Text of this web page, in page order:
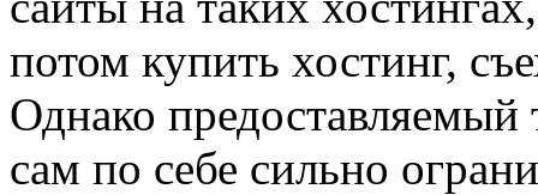
потом купить хостинг,
Однако предоставляемый
сам по себе сильно